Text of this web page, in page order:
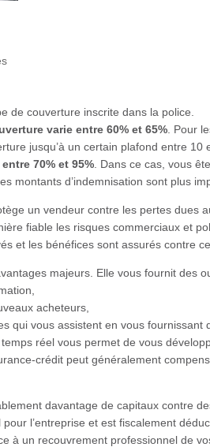
de couverture inscrite dans la police.
varie entre 60% et 65% . Pour
jusqu’à un certain plafond entre 10
70% et 95% . Dans ce cas, vous
montants d’indemnisation sont plus
un vendeur contre les pertes
fiable les risques commerciaux et
et les bénéfices sont assurés contre
majeurs. Elle vous fournit des
acheteurs,
qui vous assistent en vous fournissant
réel vous permet de vous
crédit peut généralement
davantage de capitaux contre
l’entreprise et est fiscalement
à un recouvrement professionnel de